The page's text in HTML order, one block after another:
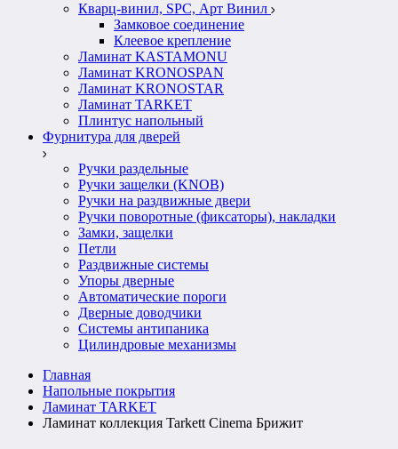
Кварц-винил, SPC, Арт Винил
Замковое соединение
Клеевое крепление
Ламинат KASTAMONU
Ламинат KRONOSPAN
Ламинат KRONOSTAR
Ламинат TARKET
Плинтус напольный
Фурнитура для дверей
Ручки раздельные
Ручки защелки (KNOB)
Ручки на раздвижные двери
Ручки поворотные (фиксаторы), накладки
Замки, защелки
Петли
Раздвижные системы
Упоры дверные
Автоматические пороги
Дверные доводчики
Системы антипаника
Цилиндровые механизмы
Главная
Напольные покрытия
Ламинат TARKET
Ламинат коллекция Tarkett Cinema Брижит